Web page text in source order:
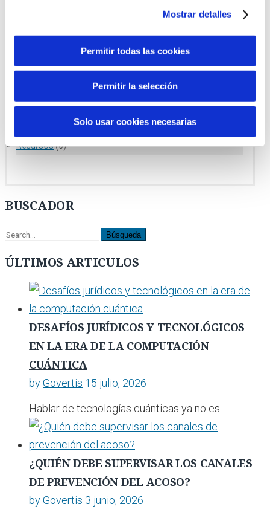
Mostrar detalles
Permitir todas las cookies
Permitir la selección
Solo usar cookies necesarias
ITLaw(26)
Recursos(6)
BUSCADOR
ÚLTIMOS ARTICULOS
DESAFÍOS JURÍDICOS Y TECNOLÓGICOS
EN LA ERA DE LA COMPUTACIÓN
CUÁNTICA
byGovertis 15 julio, 2026
Hablar de tecnologías cuánticas ya no es...
¿QUIÉN DEBE SUPERVISAR LOS CANALES
DE PREVENCIÓN DEL ACOSO?
byGovertis 3 junio, 2026